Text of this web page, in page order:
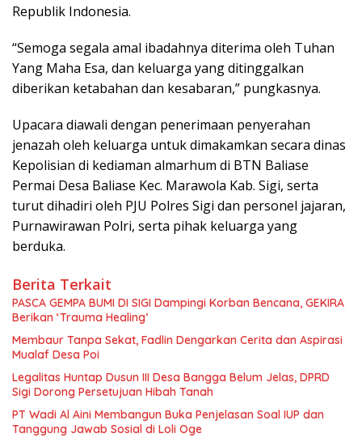
Republik Indonesia.
“Semoga segala amal ibadahnya diterima oleh Tuhan
Yang Maha Esa, dan keluarga yang ditinggalkan
diberikan ketabahan dan kesabaran,” pungkasnya.
Upacara diawali dengan penerimaan penyerahan
jenazah oleh keluarga untuk dimakamkan secara dinas
Kepolisian di kediaman almarhum di BTN Baliase
Permai Desa Baliase Kec. Marawola Kab. Sigi, serta
turut dihadiri oleh PJU Polres Sigi dan personel jajaran,
Purnawirawan Polri, serta pihak keluarga yang
berduka.
Berita Terkait
PASCA GEMPA BUMI DI SIGI Dampingi Korban Bencana, GEKIRA
Berikan ‘Trauma Healing’
Membaur Tanpa Sekat, Fadlin Dengarkan Cerita dan Aspirasi
Mualaf Desa Poi
Legalitas Huntap Dusun III Desa Bangga Belum Jelas, DPRD
Sigi Dorong Persetujuan Hibah Tanah
PT Wadi Al Aini Membangun Buka Penjelasan Soal IUP dan
Tanggung Jawab Sosial di Loli Oge